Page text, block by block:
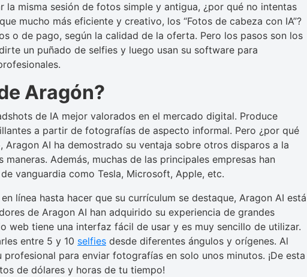
la misma sesión de fotos simple y antigua, ¿por qué no intentas
mucho más eficiente y creativo, los “Fotos de cabeza con IA”?
o de pago, según la calidad de la oferta. Pero los pasos son los
un puñado de selfies y luego usan su software para
Aragón?
de IA mejor valorados en el mercado digital. Produce
a partir de fotografías de aspecto informal. Pero ¿por qué
Aragon AI ha demostrado su ventaja sobre otros disparos a la
maneras. Además, muchas de las principales empresas han
vanguardia como Tesla, Microsoft, Apple, etc.
línea hasta hacer que su currículum se destaque, Aragon AI está
de Aragon AI han adquirido su experiencia de grandes
web tiene una interfaz fácil de usar y es muy sencillo de utilizar.
entre 5 y 10 selfies desde diferentes ángulos y orígenes. Al
para enviar fotografías en solo unos minutos. ¡De esta
de dólares y horas de tu tiempo!